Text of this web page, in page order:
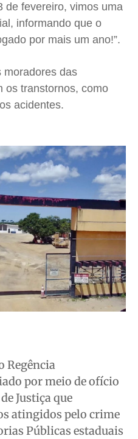
de fevereiro, vimos uma
informando que o
por mais um ano!”.
moradores das
os transtornos, como
acidentes.
Regência
por meio de ofício
Justiça que
atingidos pelo crime
Públicas estaduais